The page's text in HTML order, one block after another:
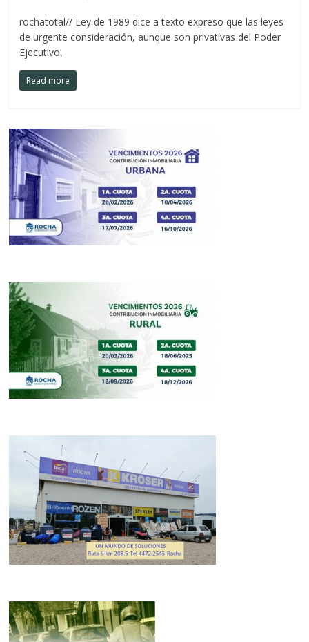
rochatotal// Ley de 1989 dice a texto expreso que las leyes
de urgente consideración, aunque son privativas del Poder
Ejecutivo,
Read more